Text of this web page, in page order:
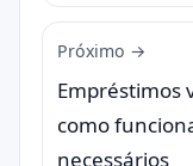
Próximo →
Empréstimos
como
necessários